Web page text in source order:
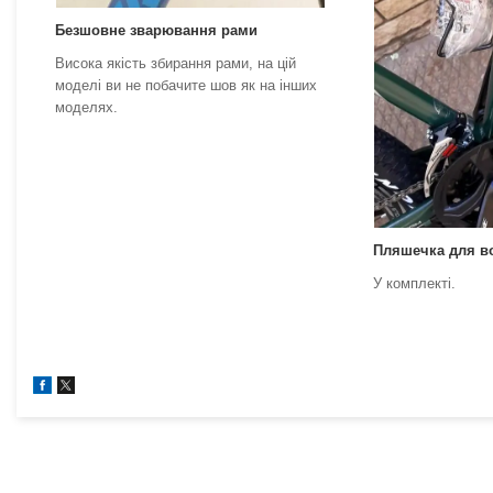
Безшовне зварювання рами
Висока якість збирання рами, на цій
моделі ви не побачите шов як на інших
моделях.
Пляшечка для
У комплекті.